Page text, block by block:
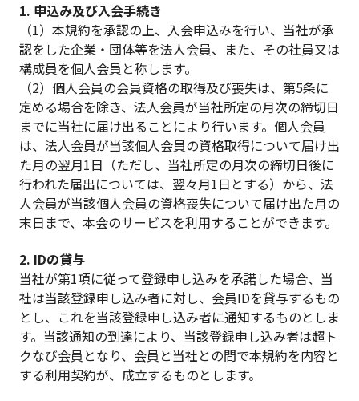
1. 申込み及び入会手続き
（1）本規約を承認の上、入会申込みを行い、当社が承
認をした企業・団体等を法人会員、また、その社員又は
構成員を個人会員と称します。
（2）個人会員の会員資格の取得及び喪失は、第5条に
定める場合を除き、法人会員が当社所定の月次の締切日
までに当社に届け出ることにより行います。個人会員
は、法人会員が当該個人会員の資格取得について届け出
た月の翌月1日（ただし、当社所定の月次の締切日後に
行われた届出については、翌々月1日とする）から、法
人会員が当該個人会員の資格喪失について届け出た月の
末日まで、本会のサービスを利用することができます。
2. IDの貸与
当社が第1項に従って登録申し込みを承諾した場合、当
社は当該登録申し込み者に対し、会員IDを貸与するもの
とし、これを当該登録申し込み者に通知するものとしま
す。当該通知の到達により、当該登録申し込み者は超ト
クなび会員となり、会員と当社との間で本規約を内容と
する利用契約が、成立するものとします。